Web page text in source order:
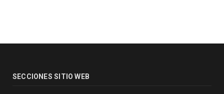
SECCIONES SITIO WEB